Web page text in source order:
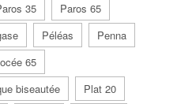
35
Paros 65
Péléas
Penna
65
biseautée
Plat 20